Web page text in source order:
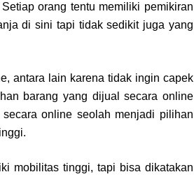
orang tentu memiliki pemikiran
di sini tapi tidak sedikit juga yang
antara lain karena tidak ingin capek
barang yang dijual secara online
online seolah menjadi pilihan
mobilitas tinggi, tapi bisa dikatakan